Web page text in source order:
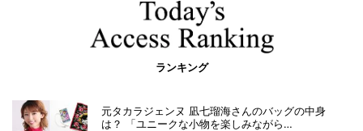
ランキング
元タカラジェンヌ 凪七瑠海さんのバッグの中身
は？ 「ユニークな小物を楽しみながら…